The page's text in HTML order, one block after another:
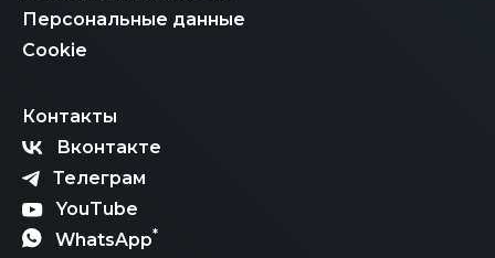
Персональные данные
Cookie
Контакты
Вконтакте
Телеграм
YouTube
WhatsApp*